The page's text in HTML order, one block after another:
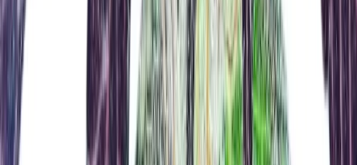
CBD Shops Cannabis Karte